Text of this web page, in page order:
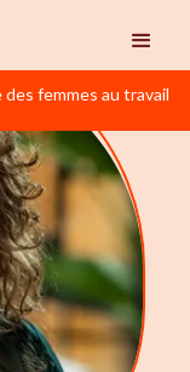
femmes au travail